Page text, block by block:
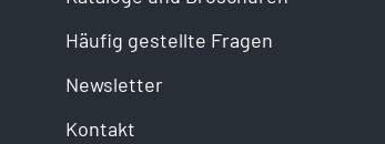
Häufig gestellte Fragen
Newsletter
Kontakt